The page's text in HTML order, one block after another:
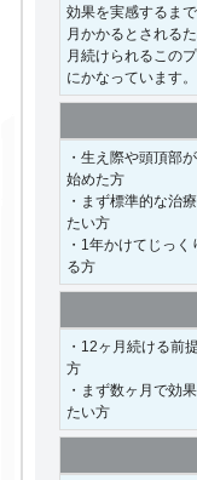
効果を実感するま
月かかるとされる
月続けられるこの
にかなっています。
・生え際や頭頂部
始めた方
・まず標準的な治
たい方
・1年かけてじっく
る方
・12ヶ月続ける前
方
・まず数ヶ月で効
たい方